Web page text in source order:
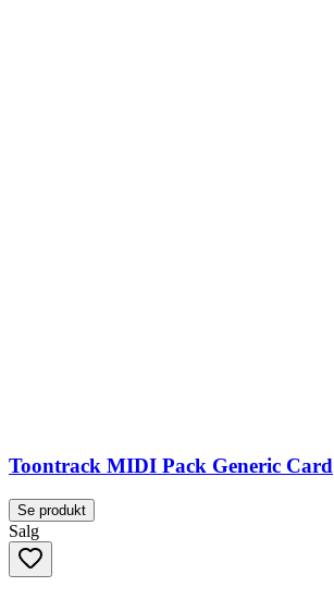
Toontrack MIDI Pack Generic Card
Se produkt
Salg